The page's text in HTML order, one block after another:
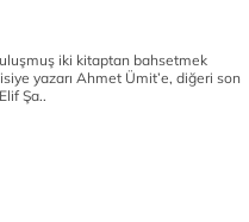
iki kitaptan bahsetmek
yazarı Ahmet Ümit’e, diğeri son
Şa..